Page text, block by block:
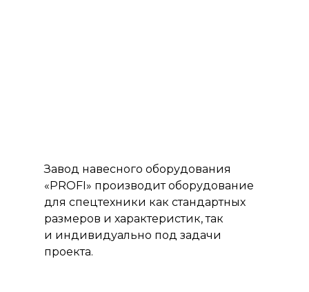
Завод навесного оборудования
«PROFI» производит оборудование
для спецтехники как стандартных
размеров и характеристик, так
и индивидуально под задачи
проекта.